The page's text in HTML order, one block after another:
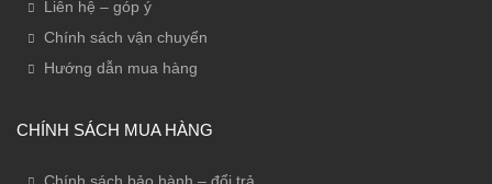
Liên hệ – góp ý
Chính sách vận chuyển
Hướng dẫn mua hàng
CHÍNH SÁCH MUA HÀNG